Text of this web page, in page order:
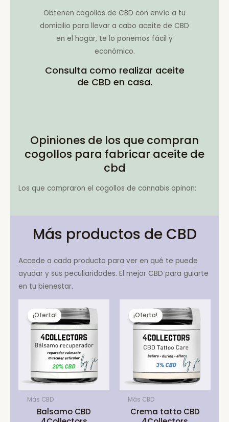
Obtenen cogollos de CBD con envío a tu
domicilio para llevar a cabo aceite de CBD
en el hogar, te lo ponemos fácil y
económico.
Consulta como realizar aceite
de CBD en casa.
Opiniones de los que compran
cogollos para fabricar aceite de
cbd
Los que compraron el cogollos de cannabis opinan:
Más productos de CBD
Accede a cada producto para ver en qué te puede
ayudar y sus peculiaridades. El mejor CBD para guiarte
en tu bienestar.
¡Oferta!
Más CBD
Balsamo CBD
¡Oferta!
Más CBD
Crema tatto CBD